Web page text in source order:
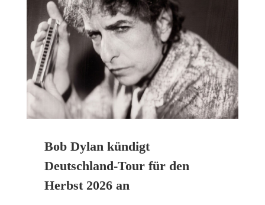
Bob Dylan kündigt
Deutschland-Tour für den
Herbst 2026 an